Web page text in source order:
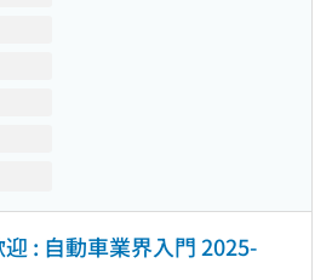
: 自動車業界入門 2025-